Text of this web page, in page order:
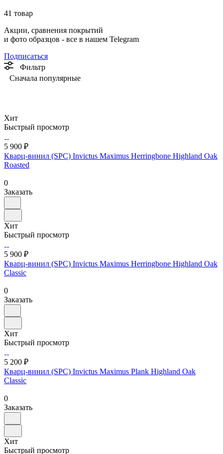
41 товар
Акции, сравнения покрытий
и фото образцов - все в нашем Telegram
Подписаться
Фильтр
Сначала популярные
Хит
Быстрый просмотр
5 900 ₽
Кварц-винил (SPC) Invictus Maximus Herringbone Highland Oak
Roasted
0
Заказать
Хит
Быстрый просмотр
5 900 ₽
Кварц-винил (SPC) Invictus Maximus Herringbone Highland Oak
Classic
0
Заказать
Хит
Быстрый просмотр
5 200 ₽
Кварц-винил (SPC) Invictus Maximus Plank Highland Oak
Classic
0
Заказать
Хит
Быстрый просмотр